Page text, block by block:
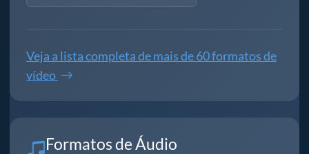
Veja a lista completa de mais de 60 formatos de
vídeo
Formatos de Áudio